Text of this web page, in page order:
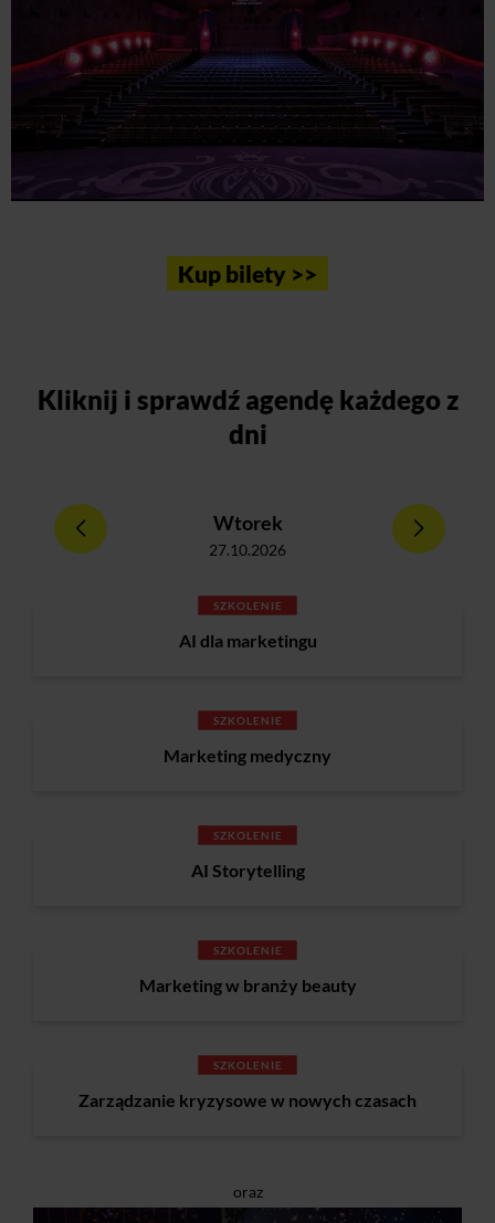
Kup bilety >>
Kliknij i sprawdź agendę każdego z
dni
Wtorek
27.10.2026
SZKOLENIE
AI dla marketingu
SZKOLENIE
Marketing medyczny
SZKOLENIE
AI Storytelling
SZKOLENIE
Marketing w branży beauty
SZKOLENIE
Zarządzanie kryzysowe w nowych czasach
oraz